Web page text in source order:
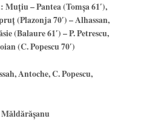
– Pantea (Tomșa 61′),
(Plazonja 70′) – Alhassan,
(Balaure 61′) – P. Petrescu,
(C. Popescu 70′)
Antoche, C. Popescu,